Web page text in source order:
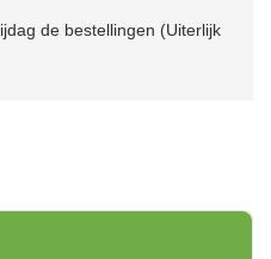
de bestellingen (Uiterlijk